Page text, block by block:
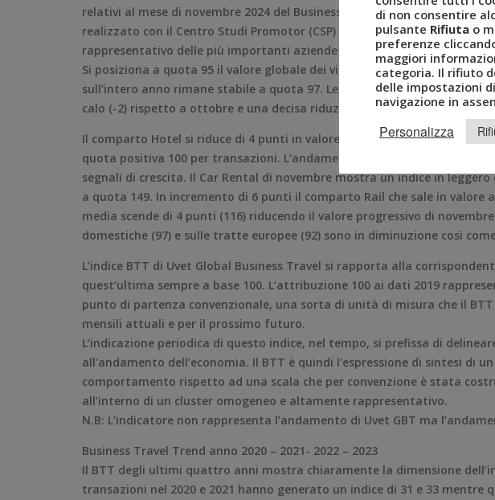
relativi al mese di novembre 2024 del Business Travel Trend, indice
realizzato con il Centro Studi Promotor (CSP) attraverso un campione
rappresentativo delle più importanti aziende che operano nei più
Si posiziona a quota 95 il valore globale dei viaggi d’affari contro i 101
sull’intero anno rimane stabile a quota 97. Le transazioni a 82 mostrano
calo (-2) rispetto a ottobre e una decisa riduzione della spesa media in
Il comparto Hotel si riduce di 4 punti in valore (116) e di 2 in numero di
quota positiva 100 per transazioni. L’andamento dei Voli con un Travel
segnali di crescita. Il Car Rental di novembre mostra un indice in
a quota 149. In incremento di 6 punti il comparto Rail che sale in valore
media scende di 4 punti (116) riducendo il valore progressivo di
domestiche (97) e sulle tratte europee (92) sono in diminuzione così
L’indice BTT di Uvet Global Business Travel si rapporta alla
quest’ultima sempre a base 100. L’attribuzione 100 ai dati 2019
punto di partenza convenzionale, una sorta di unità di misura che il
mensili attuali e per il prossimo futuro.
L’indicazione periodica di questo indice, nel tempo, si prefissa di
all’andamento dell’economia. Il BTT è quindi l’espressione di sintesi di un
comportamento rispetto ad una scala che per convenzione è stata
all’interno di un cluster omogeneo e altamente rappresentativo.
N.B: L’indicatore non rappresenta l’andamento di Uvet GBT ma
Business Travel Trend anno 2020 – 2021- 2022 – 2023
Il BTT degli ultimi quattro anni mostra chiaramente la dimensione
transazioni nel 2020 e 2021 hanno generato un indice di 31 e 33 mentre
di non consentire
pulsante Rifiuta o
preferenze
maggiori
categoria. Il rifiuto
delle impostazioni
navigazione in
Personalizza